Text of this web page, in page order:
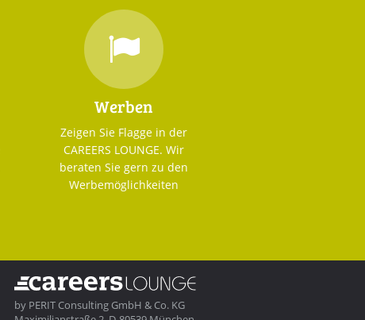
Werben
Zeigen Sie Flagge in der
CAREERS LOUNGE. Wir
beraten Sie gern zu den
Werbemöglichkeiten
by PERIT Consulting GmbH & Co. KG